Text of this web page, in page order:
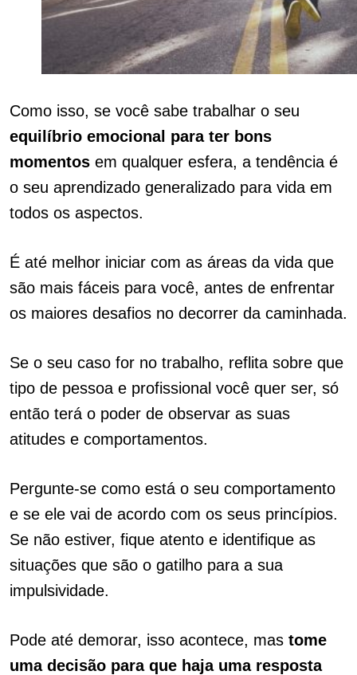
Como isso, se você sabe trabalhar o seu
equilíbrio emocional para ter bons
momentos em qualquer esfera, a tendência é
o seu aprendizado generalizado para vida em
todos os aspectos.
É até melhor iniciar com as áreas da vida que
são mais fáceis para você, antes de enfrentar
os maiores desafios no decorrer da caminhada.
Se o seu caso for no trabalho, reflita sobre que
tipo de pessoa e profissional você quer ser, só
então terá o poder de observar as suas
atitudes e comportamentos.
Pergunte-se como está o seu comportamento
e se ele vai de acordo com os seus princípios.
Se não estiver, fique atento e identifique as
situações que são o gatilho para a sua
impulsividade.
Pode até demorar, isso acontece, mas tome
uma decisão para que haja uma resposta